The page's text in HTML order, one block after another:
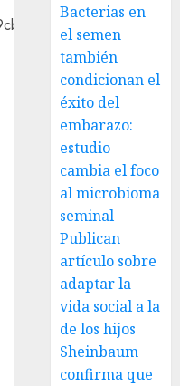
Bacterias en
el semen
también
condicionan el
éxito del
embarazo:
estudio
cambia el foco
al microbioma
seminal
Publican
artículo sobre
adaptar la
vida social a la
de los hijos
Sheinbaum
confirma que